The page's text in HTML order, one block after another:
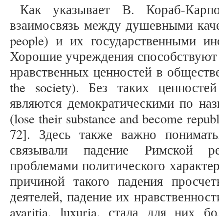
Как указывает В. Кораб-
взаимосвязь между душевными
people) и их государственными
Хорошие учреждения
нравственных ценностей в
the society). Без таких
являются демократическими по
(lose their substance and become
72]. Здесь также важно
связывали падение Римской
проблемами политического
причиной такого падения
деятелей, падение их
avaritia, luxuria, стала для них